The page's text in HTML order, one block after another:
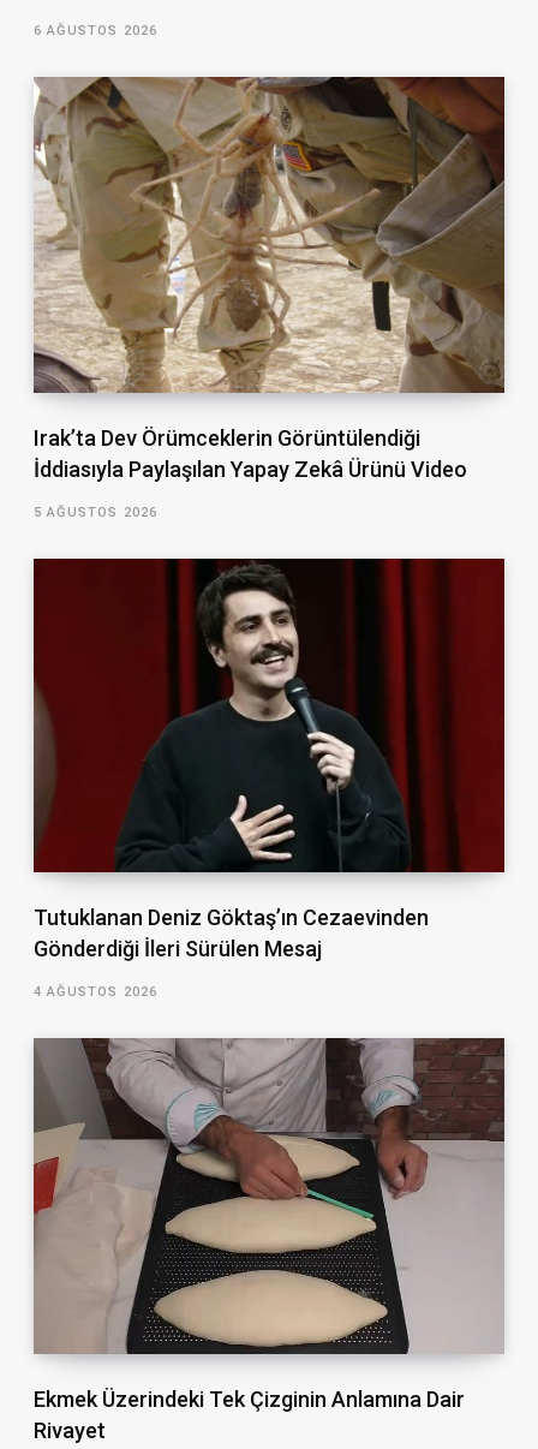
6 AĞUSTOS 2026
Irak’ta Dev Örümceklerin Görüntülendiği
İddiasıyla Paylaşılan Yapay Zekâ Ürünü Video
5 AĞUSTOS 2026
Tutuklanan Deniz Göktaş’ın Cezaevinden
Gönderdiği İleri Sürülen Mesaj
4 AĞUSTOS 2026
Ekmek Üzerindeki Tek Çizginin Anlamına Dair
Rivayet